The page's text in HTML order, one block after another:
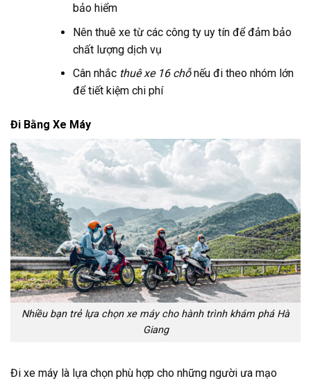
bảo hiểm
Nên thuê xe từ các công ty uy tín để đảm bảo
chất lượng dịch vụ
Cân nhắcthuê xe 16 chỗnếu đi theo nhóm lớn
để tiết kiệm chi phí
Đi Bằng Xe Máy
Nhiều bạn trẻ lựa chọn xe máy cho hành trình khám phá Hà
Giang
Đi xe máy là lựa chọn phù hợp cho những người ưa mạo